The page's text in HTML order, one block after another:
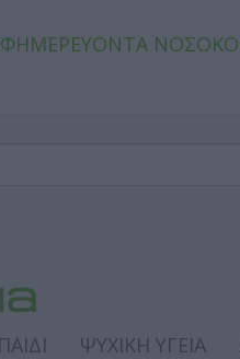
ΠΑΙΔΙ ΨΥΧΙΚΗ ΥΓΕΙΑ